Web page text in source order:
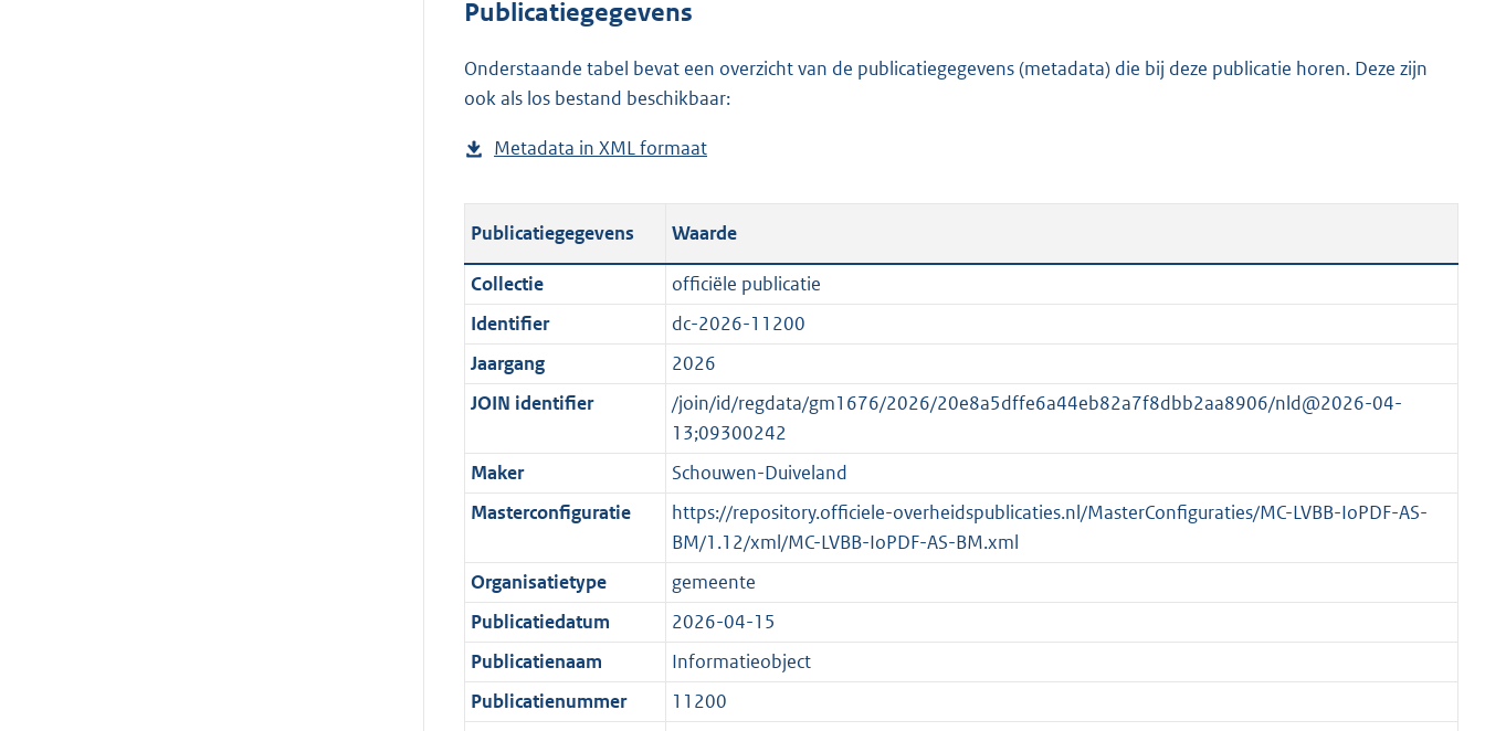
o
k
n
l
o
d
b
l
i
c
a
t
e
i
n
o
r
m
a
a
t
a
n
s
o
o
t
t
e
:
n
e
e
n
d
Publicatiegegevens
Onderstaande tabel bevat een overzicht van de publicatiegegevens (metadata) die bij deze publicatie horen. Deze zijn
ook als los bestand beschikbaar:
Metadata in XML formaat
s
t
a
n
d
s
g
r
o
o
t
t
e
:
2
K
b
Publicatiegegevens Waarde
Collectie
officiële publicatie
Identifier
dc-2026-11200
Jaargang
2026
JOIN identifier
/join/id/regdata/gm1676/2026/20e8a5dffe6a44eb82a7f8dbb2aa8906/nld@2026-04-
13;09300242
Maker
Schouwen-Duiveland
Masterconfiguratie
https://repository.officiele-overheidspublicaties.nl/MasterConfiguraties/MC-LVBB-IoPDF-AS-
BM/1.12/xml/MC-LVBB-IoPDF-AS-BM.xml
Organisatietype
gemeente
Publicatiedatum
2026-04-15
Publicatienaam
Informatieobject
Publicatienummer
11200